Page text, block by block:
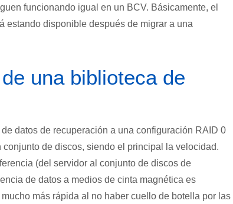
funcionando igual en un BCV. Básicamente, el
estando disponible después de migrar a una
una biblioteca de
datos de recuperación a una configuración RAID 0
de discos, siendo el principal la velocidad.
(del servidor al conjunto de discos de
de datos a medios de cinta magnética es
más rápida al no haber cuello de botella por las